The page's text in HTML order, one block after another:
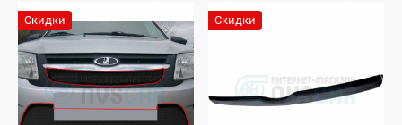
Скидки Скидки